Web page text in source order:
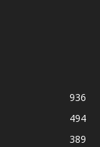
936
494
389